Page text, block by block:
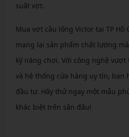
suất vợt.
Mua vợt cầu lông Victor tại TP Hồ
mang lại sản phẩm chất lượng
kỹ năng chơi. Với công nghệ
và hệ thống cửa hàng uy tín, bạn
đầu tư. Hãy thử ngay một mẫu
khác biệt trên sân đấu!